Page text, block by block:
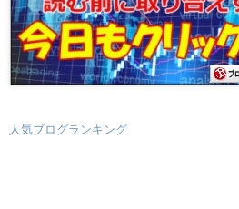
人気ブログランキング